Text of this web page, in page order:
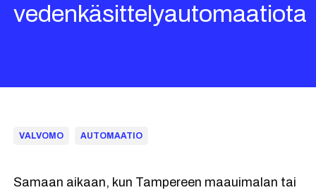
vedenkäsittelyautomaatiota
VALVOMO AUTOMAATIO
Samaan aikaan, kun Tampereen maauimalan tai